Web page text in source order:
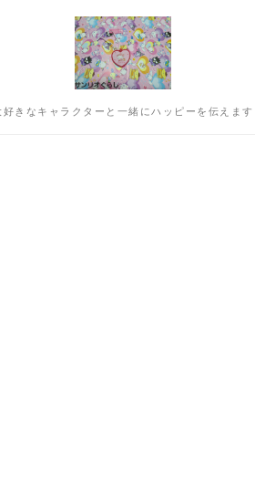
好きなキャラクターと一緒にハッピーを伝えます